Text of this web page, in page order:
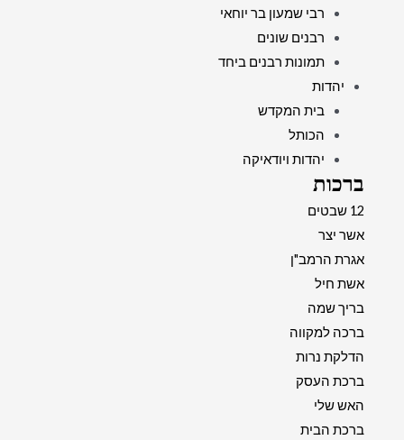
רבי שמעון בר יוחאי
רבנים שונים
תמונות רבנים ביחד
יהדות
בית המקדש
הכותל
יהדות ויודאיקה
ברכות
12 שבטים
אשר יצר
אגרת הרמב"ן
אשת חיל
בריך שמה
ברכה למקווה
הדלקת נרות
ברכת העסק
האש שלי
ברכת הבית